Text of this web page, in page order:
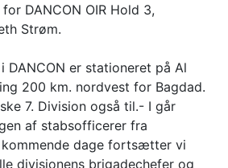
DANCON OIR Hold 3,
Strøm.
DANCON er stationeret på Al
200 km. nordvest for Bagdad.
7. Division også til.- I går
af stabsofficerer fra
kommende dage fortsætter vi
divisionens brigadechefer og